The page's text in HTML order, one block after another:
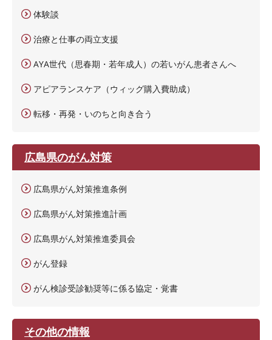
体験談
治療と仕事の両立支援
AYA世代（思春期・若年成人）の若いがん患者さんへ
アピアランスケア（ウィッグ購入費助成）
転移・再発・いのちと向き合う
広島県のがん対策
広島県がん対策推進条例
広島県がん対策推進計画
広島県がん対策推進委員会
がん登録
がん検診受診勧奨等に係る協定・覚書
その他の情報